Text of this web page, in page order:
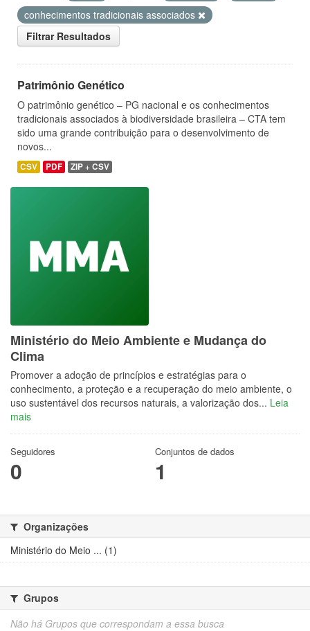
conhecimentos tradicionais associados
Filtrar Resultados
Patrimônio Genético
O patrimônio genético – PG nacional e os conhecimentos
tradicionais associados à biodiversidade brasileira – CTA tem
sido uma grande contribuição para o desenvolvimento de
novos...
CSV PDF ZIP + CSV
Ministério do Meio Ambiente e Mudança do
Clima
Promover a adoção de princípios e estratégias para o
conhecimento, a proteção e a recuperação do meio ambiente, o
uso sustentável dos recursos naturais, a valorização dos... Leia
mais
Seguidores
0
Conjuntos de dados
1
Organizações
Ministério do Meio ... (1)
Grupos
Não há Grupos que correspondam a essa busca